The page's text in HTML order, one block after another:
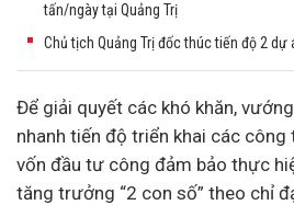
tấn/ngày tại Quảng Trị
Chủ tịch Quảng Trị đốc thúc tiến độ 2 dự
Để giải quyết các khó khăn,
nhanh tiến độ triển khai các công
vốn đầu tư công đảm bảo thực
tăng trưởng “2 con số” theo chỉ